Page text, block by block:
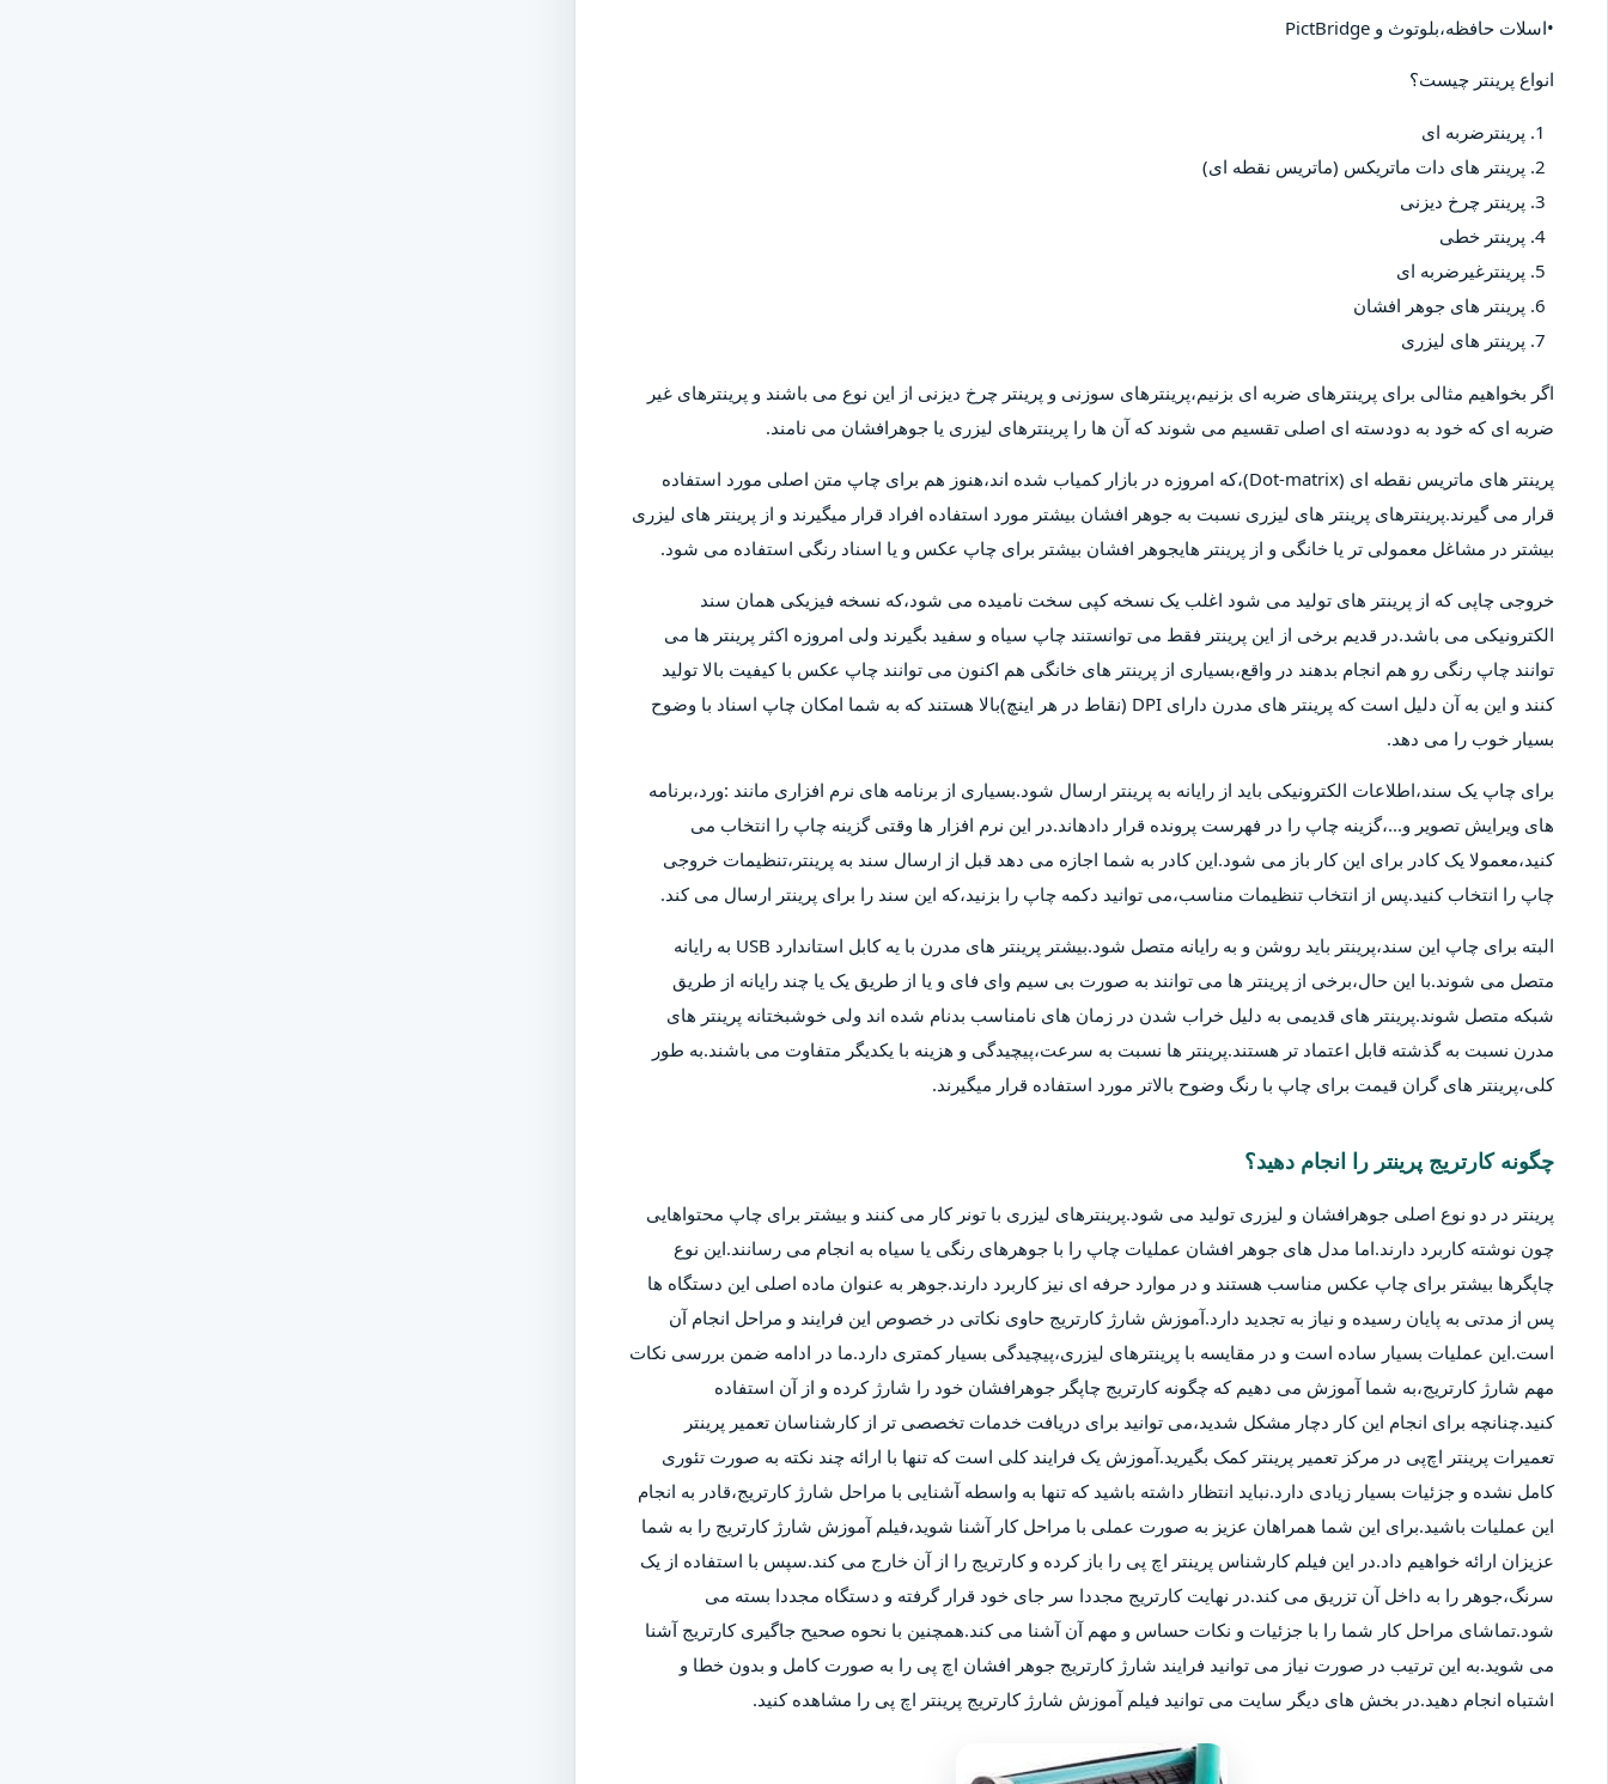
•اسلات حافظه،بلوتوث و PictBridge
انواع پرینتر چیست؟
پرینترضربه ای
پرینتر های دات ماتریکس (ماتریس نقطه ای)
پرینتر چرخ دیزنی
پرینتر خطی
پرینترغیرضربه ای
پرینتر های جوهر افشان
پرینتر های لیزری
اگر بخواهیم مثالی برای پرینترهای ضربه ای بزنیم،پرینترهای سوزنی و پرینتر چرخ دیزنی از این نوع می باشند و پرینترهای غیر
ضربه ای که خود به دودسته ای اصلی تقسیم می شوند که آن ها را پرینترهای لیزری یا جوهرافشان می نامند.
پرینتر های ماتریس نقطه ای (Dot-matrix)،که امروزه در بازار کمیاب شده اند،هنوز هم برای چاپ متن اصلی مورد استفاده
قرار می گیرند.پرینترهای پرینتر های لیزری نسبت به جوهر افشان بیشتر مورد استفاده افراد قرار میگیرند و از پرینتر های لیزری
بیشتر در مشاغل معمولی تر یا خانگی و از پرینتر هایجوهر افشان بیشتر برای چاپ عکس و یا اسناد رنگی استفاده می شود.
خروجی چاپی که از پرینتر های تولید می شود اغلب یک نسخه کپی سخت نامیده می شود،که نسخه فیزیکی همان سند
الکترونیکی می باشد.در قدیم برخی از این پرینتر فقط می توانستند چاپ سیاه و سفید بگیرند ولی امروزه اکثر پرینتر ها می
توانند چاپ رنگی رو هم انجام بدهند در واقع،بسیاری از پرینتر های خانگی هم اکنون می توانند چاپ عکس با کیفیت بالا تولید
کنند و این به آن دلیل است که پرینتر های مدرن دارای DPI (نقاط در هر اینچ)بالا هستند که به شما امکان چاپ اسناد با وضوح
بسیار خوب را می دهد.
برای چاپ یک سند،اطلاعات الکترونیکی باید از رایانه به پرینتر ارسال شود.بسیاری از برنامه های نرم افزاری مانند :ورد،برنامه
های ویرایش تصویر و...،گزینه چاپ را در فهرست پرونده قرار دادهاند.در این نرم افزار ها وقتی گزینه چاپ را انتخاب می
کنید،معمولا یک کادر برای این کار باز می شود.این کادر به شما اجازه می دهد قبل از ارسال سند به پرینتر،تنظیمات خروجی
چاپ را انتخاب کنید.پس از انتخاب تنظیمات مناسب،می توانید دکمه چاپ را بزنید،که این سند را برای پرینتر ارسال می کند.
البته برای چاپ این سند،پرینتر باید روشن و به رایانه متصل شود.بیشتر پرینتر های مدرن با یه کابل استاندارد USB به رایانه
متصل می شوند.با این حال،برخی از پرینتر ها می توانند به صورت بی سیم وای فای و یا از طریق یک یا چند رایانه از طریق
شبکه متصل شوند.پرینتر های قدیمی به دلیل خراب شدن در زمان های نامناسب بدنام شده اند ولی خوشبختانه پرینتر های
مدرن نسبت به گذشته قابل اعتماد تر هستند.پرینتر ها نسبت به سرعت،پیچیدگی و هزینه با یکدیگر متفاوت می باشند.به طور
کلی،پرینتر های گران قیمت برای چاپ با رنگ وضوح بالاتر مورد استفاده قرار میگیرند.
چگونه کارتریج پرینتر را انجام دهید؟
پرینتر در دو نوع اصلی جوهرافشان و لیزری تولید می شود.پرینترهای لیزری با تونر کار می کنند و بیشتر برای چاپ محتواهایی
چون نوشته کاربرد دارند.اما مدل های جوهر افشان عملیات چاپ را با جوهرهای رنگی یا سیاه به انجام می رسانند.این نوع
چاپگرها بیشتر برای چاپ عکس مناسب هستند و در موارد حرفه ای نیز کاربرد دارند.جوهر به عنوان ماده اصلی این دستگاه ها
پس از مدتی به پایان رسیده و نیاز به تجدید دارد.آموزش شارژ کارتریج حاوی نکاتی در خصوص این فرایند و مراحل انجام آن
است.این عملیات بسیار ساده است و در مقایسه با پرینترهای لیزری،پیچیدگی بسیار کمتری دارد.ما در ادامه ضمن بررسی نکات
مهم شارژ کارتریج،به شما آموزش می دهیم که چگونه کارتریج چاپگر جوهرافشان خود را شارژ کرده و از آن استفاده
کنید.چنانچه برای انجام این کار دچار مشکل شدید،می توانید برای دریافت خدمات تخصصی تر از کارشناسان تعمیر پرینتر
تعمیرات پرینتر اچ‌پی در مرکز تعمیر پرینتر کمک بگیرید.آموزش یک فرایند کلی است که تنها با ارائه چند نکته به صورت تئوری
کامل نشده و جزئیات بسیار زیادی دارد.نباید انتظار داشته باشید که تنها به واسطه آشنایی با مراحل شارژ کارتریج،قادر به انجام
این عملیات باشید.برای این شما همراهان عزیز به صورت عملی با مراحل کار آشنا شوید،فیلم آموزش شارژ کارتریج را به شما
عزیزان ارائه خواهیم داد.در این فیلم کارشناس پرینتر اچ پی را باز کرده و کارتریج را از آن خارج می کند.سپس با استفاده از یک
سرنگ،جوهر را به داخل آن تزریق می کند.در نهایت کارتریج مجددا سر جای خود قرار گرفته و دستگاه مجددا بسته می
شود.تماشای مراحل کار شما را با جزئیات و نکات حساس و مهم آن آشنا می کند.همچنین با نحوه صحیح جاگیری کارتریج آشنا
می شوید.به این ترتیب در صورت نیاز می توانید فرایند شارژ کارتریج جوهر افشان اچ پی را به صورت کامل و بدون خطا و
اشتباه انجام دهید.در بخش های دیگر سایت می توانید فیلم آموزش شارژ کارتریج پرینتر اچ پی را مشاهده کنید.